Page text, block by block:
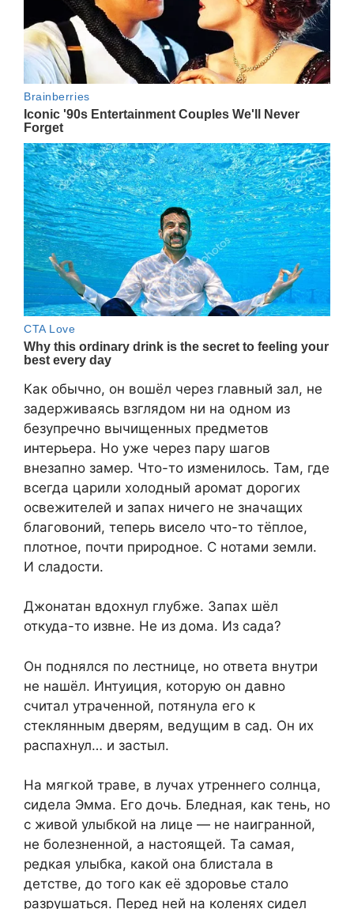
Как обычно, он вошёл через главный зал, не
задерживаясь взглядом ни на одном из
безупречно вычищенных предметов
интерьера. Но уже через пару шагов
внезапно замер. Что-то изменилось. Там, где
всегда царили холодный аромат дорогих
освежителей и запах ничего не значащих
благовоний, теперь висело что-то тёплое,
плотное, почти природное. С нотами земли.
И сладости.
Джонатан вдохнул глубже. Запах шёл
откуда-то извне. Не из дома. Из сада?
Он поднялся по лестнице, но ответа внутри
не нашёл. Интуиция, которую он давно
считал утраченной, потянула его к
стеклянным дверям, ведущим в сад. Он их
распахнул… и застыл.
На мягкой траве, в лучах утреннего солнца,
сидела Эмма. Его дочь. Бледная, как тень, но
с живой улыбкой на лице — не наигранной,
не болезненной, а настоящей. Та самая,
редкая улыбка, какой она блистала в
детстве, до того как её здоровье стало
разрушаться. Перед ней на коленях сидел